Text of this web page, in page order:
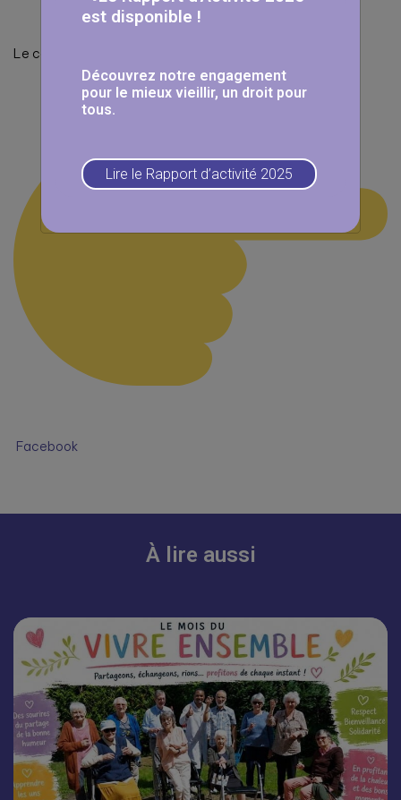
Le concours se passe ici :
Facebook
À lire aussi
est disponible !
Découvrez notre engagement
pour le mieux vieillir, un droit pour
tous.
Lire le Rapport d’activité 2025